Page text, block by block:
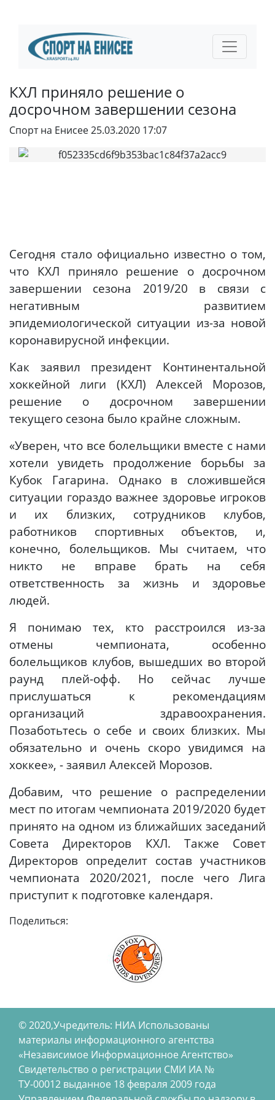
КХЛ приняло решение о
досрочном завершении сезона
Спорт на Енисее25.03.2020 17:07
Сегодня стало официально известно о том,
что КХЛ приняло решение о досрочном
завершении сезона 2019/20 в связи с
негативным развитием
эпидемиологической ситуации из-за новой
коронавирусной инфекции.
Как заявил президент Континентальной
хоккейной лиги (КХЛ) Алексей Морозов,
решение о досрочном завершении
текущего сезона было крайне сложным.
«Уверен, что все болельщики вместе с нами
хотели увидеть продолжение борьбы за
Кубок Гагарина. Однако в сложившейся
ситуации гораздо важнее здоровье игроков
и их близких, сотрудников клубов,
работников спортивных объектов, и,
конечно, болельщиков. Мы считаем, что
никто не вправе брать на себя
ответственность за жизнь и здоровье
людей.
Я понимаю тех, кто расстроился из-за
отмены чемпионата, особенно
болельщиков клубов, вышедших во второй
раунд плей-офф. Но сейчас лучше
прислушаться к рекомендациям
организаций здравоохранения.
Позаботьтесь о себе и своих близких. Мы
обязательно и очень скоро увидимся на
хоккее», - заявил Алексей Морозов.
Добавим, что решение о распределении
мест по итогам чемпионата 2019/2020 будет
принято на одном из ближайших заседаний
Совета Директоров КХЛ. Также Совет
Директоров определит состав участников
чемпионата 2020/2021, после чего Лига
приступит к подготовке календаря.
Поделиться:
© 2020,Учредитель: НИА Использованы
материалы информационного агентства
«Независимое Информационное Агентство»
Свидетельство о регистрации СМИ ИА №
ТУ-00012 выданное 18 февраля 2009 года